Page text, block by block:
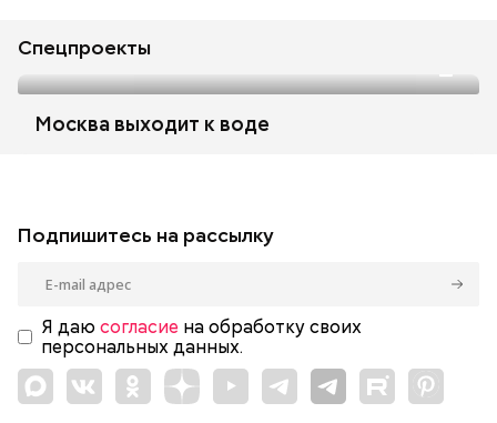
Спецпроекты
Москва выходит к воде
Подпишитесь на рассылку
Я даю согласие на обработку своих
персональных данных.